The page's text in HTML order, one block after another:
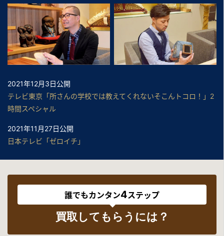
2021年12月3日公開
テレビ東京「所さんの学校では教えてくれないそこんトコロ！」2
時間スペシャル
2021年11月27日公開
日本テレビ「ゼロイチ」
2021年11月24日公開
中京テレビ「それって！？実際どうなの課」
2021年11月13日公開
日本テレビ「1億3000万人のshowチャンネル」
誰でもカンタン4ステップ
買取してもらうには？